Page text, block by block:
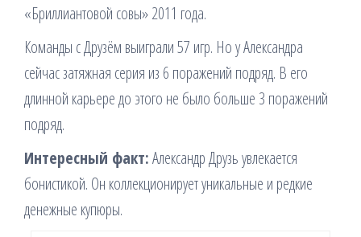
«Бриллиантовой совы» 2011 года.
Команды с Друзём выиграли 57 игр. Но у Александра
сейчас затяжная серия из 6 поражений подряд. В его
длинной карьере до этого не было больше 3 поражений
подряд.
Интересный факт:Александр Друзь увлекается
бонистикой. Он коллекционирует уникальные и редкие
денежные купюры.